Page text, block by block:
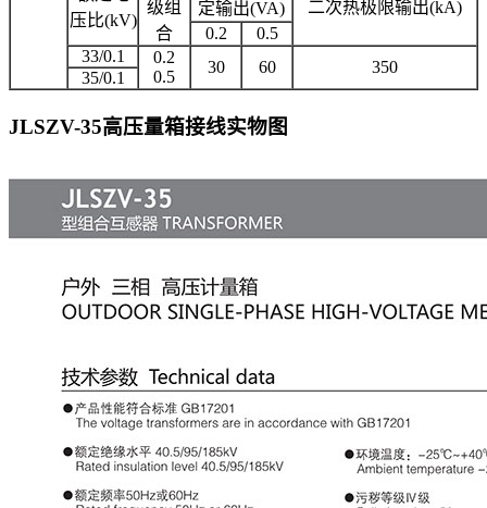
压比(kV)
级组
合
定输出(VA)
二次热极限输出(kA)
0.2
0.5
33/0.1
0.2
0.5
30 60 350
35/0.1
JLSZV-35高压量箱接线实物图